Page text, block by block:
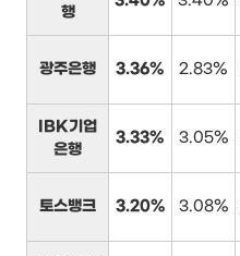
행
광주은행 3.36% 2.83%
IBK기업
은행
3.33% 3.05%
토스뱅크 3.20% 3.08%